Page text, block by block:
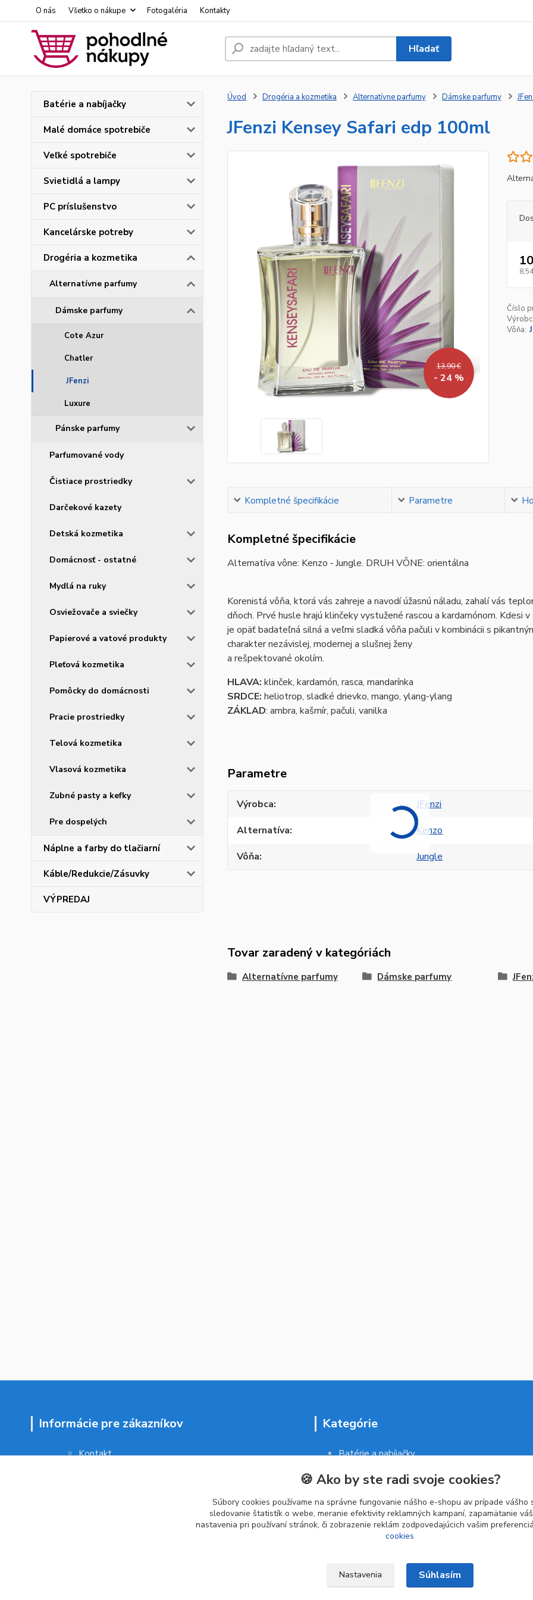
O nás Všetko o nákupe Fotogaléria Kontakty
Hľadať
Batérie a nabíjačky
Malé domáce spotrebiče
Veľké spotrebiče
Svietidlá a lampy
PC príslušenstvo
Kancelárske potreby
Drogéria a kozmetika
Alternatívne parfumy
Dámske parfumy
Cote Azur
Chatler
JFenzi
Luxure
Pánske parfumy
Parfumované vody
Čistiace prostriedky
Darčekové kazety
Detská kozmetika
Domácnosť - ostatné
Mydlá na ruky
Osviežovače a sviečky
Papierové a vatové produkty
Pleťová kozmetika
Pomôcky do domácnosti
Pracie prostriedky
Telová kozmetika
Vlasová kozmetika
Zubné pasty a kefky
Pre dospelých
Náplne a farby do tlačiarní
Káble/Redukcie/Zásuvky
VÝPREDAJ
Úvod Drogéria a kozmetika Alternatívne parfumy Dámske parfumy
JFenzi Kensey Safari edp 100ml
13,90 €
- 24 %
Číslo
Vôňa:
Kompletné špecifikácie Parametre
Kompletné špecifikácie
Alternatíva vône: Kenzo ‐ Jungle. DRUH VÔNE: orientálna
Korenistá vôňa, ktorá vás zahreje a navodí úžasnú náladu, zahalí vás
dňoch. Prvé husle hrajú klinčeky vystužené rascou a kardamónom. Kdesi
je opäť badateľná silná a veľmi sladká vôňa pačuli v kombinácii s
charakter nezávislej, modernej a slušnej ženy
a rešpektované okolím.
HLAVA: klinček, kardamón, rasca, mandarínka
SRDCE: heliotrop, sladké drievko, mango, ylang-ylang
ZÁKLAD: ambra, kašmír, pačuli, vanilka
Parametre
Výrobca
JFenzi
Alternatíva
Kenzo
Vôňa
Jungle
Tovar zaradený v kategóriách
Alternatívne parfumy Dámske parfumy
Informácie pre zákazníkov
Kontakt
Kategórie
Batérie a nabíjačky
Malé domáce spotrebiče
Kancelárske potreby
🍪 Ako by ste radi svoje cookies?
Súbory cookies používame na správne fungovanie nášho e-shopu av prípade vášho
sledovanie štatistík o webe, meranie efektivity reklamných kampaní, zapamätanie
nastavenia pri používaní stránok, či zobrazenie reklám zodpovedajúcich vašim
cookies
Nastavenia Súhlasím